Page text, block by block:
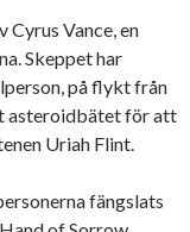
Cyrus Vance, en
Skeppet har
på flykt från
asteroidbätet för att
Uriah Flint.
fängslats